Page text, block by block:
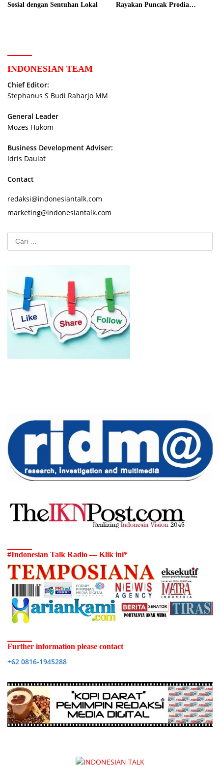
Sosial dengan Sentuhan Lokal
Rayakan Puncak Prodia
INDONESIAN TEAM
Chief Editor:
Stephanus S Budi Raharjo MM
General Leader
Mozes Hukom
Business Development Adviser:
Idris Daulat
Contact
redaksi@indonesiantalk.com
marketing@indonesiantalk.com
Cari
untuk:
#Indonesian Talk Radio — Klik ini*
Further information please contact
+62 0816-1945288